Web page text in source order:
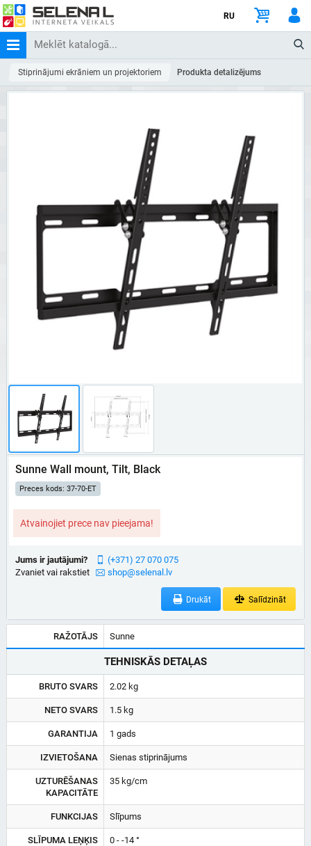
RU
Stiprinājumi ekrāniem un projektoriem Produkta detalizējums
Sunne Wall mount, Tilt, Black
Preces kods: 37-70-ET
Atvainojiet prece nav pieejama!
Jums ir jautājumi?
Zvaniet vai rakstiet
(+371) 27 070 075
shop@selenal.lv
Drukāt Salīdzināt
RAŽOTĀJS Sunne
TEHNISKĀS DETAĻAS
BRUTO SVARS 2.02 kg
NETO SVARS 1.5 kg
GARANTIJA 1 gads
IZVIETOŠANA Sienas stiprinājums
UZTURĒŠANAS
KAPACITĀTE
35 kg/cm
FUNKCIJAS Slīpums
SLĪPUMA LEŅĶIS 0 - -14 °